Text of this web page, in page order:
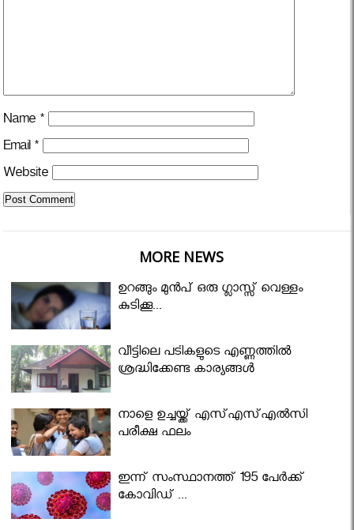
Name *
Email *
Website
MORE NEWS
ഉറങ്ങും മുന്‍പ് ഒരു ഗ്ലാസ്സ് വെള്ളം
കുടിക്കൂ...
വീട്ടിലെ പടികളുടെ എണ്ണത്തിൽ
ശ്രദ്ധിക്കേണ്ട കാര്യങ്ങൾ
നാളെ ഉച്ചയ്ക്ക് എസ്എസ്എല്‍സി
പരീക്ഷ ഫലം
ഇന്ന് സംസ്ഥാനത്ത് 195 പേര്‍ക്ക്
കോവിഡ് ...